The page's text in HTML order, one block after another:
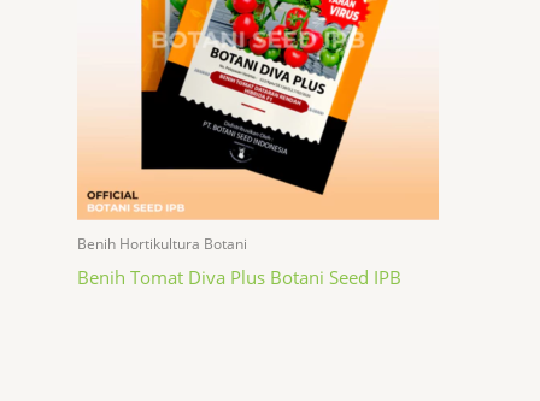
Benih Hortikultura Botani
Benih Tomat Diva Plus Botani Seed IPB